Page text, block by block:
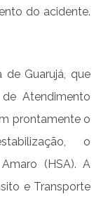
do acidente.
Guarujá, que
Atendimento
prontamente o
o
(HSA). A
e Transporte